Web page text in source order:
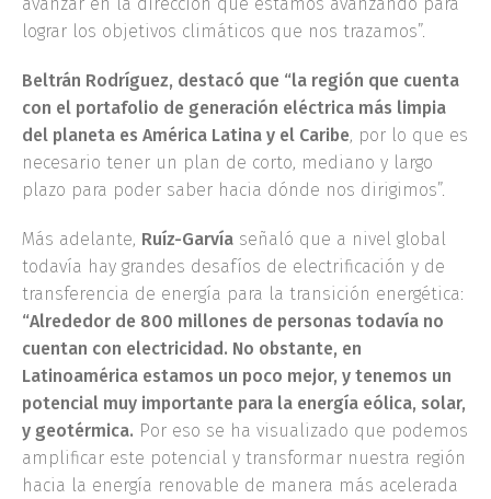
lograr los objetivos climáticos que nos trazamos”.
Beltrán Rodríguez, destacó que “la región que cuenta
con el portafolio de generación eléctrica más limpia
del planeta es América Latina y el Caribe, por lo que es
necesario tener un plan de corto, mediano y largo
plazo para poder saber hacia dónde nos dirigimos”.
Más adelante, Ruíz-Garvía señaló que a nivel global
todavía hay grandes desafíos de electrificación y de
transferencia de energía para la transición energética:
“Alrededor de 800 millones de personas todavía no
cuentan con electricidad. No obstante, en
Latinoamérica estamos un poco mejor, y tenemos un
potencial muy importante para la energía eólica, solar,
y geotérmica. Por eso se ha visualizado que podemos
amplificar este potencial y transformar nuestra región
hacia la energía renovable de manera más acelerada